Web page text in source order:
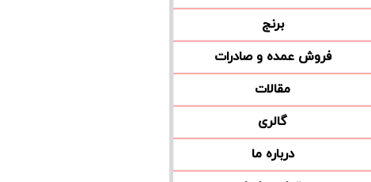
برنج
فروش عمده و صادرات
مقالات
گالری
درباره ما